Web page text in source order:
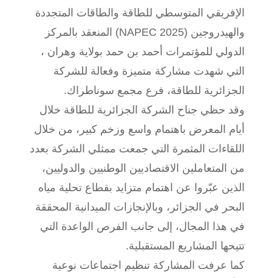
الإفريقي المتوسطي للطاقة والطاقات المتجددة
والهيدروجين (NAPEC 2025) المنعقد بالمركز
الدولي للمؤتمرات أحمد بن حمد بولاية وهران ،
التي شهدت مشاركة متميزة وفعالة للشركة
الجزائرية للطاقة، فرع مجمع سوناطراك.
وقد حظي جناح الشركة الجزائرية للطاقة خلال
أيام المعرض باهتمام واسع وزخم كبير، من خلال
اللقاءات المثمرة التي جمعت ممثلي الشركة بعدد
من المتعاملين الاقتصاديين الوطنيين والدوليين،
الذين عبّروا عن اهتمام متزايد بقطاع تحلية مياه
البحر في الجزائر، وبالإنجازات الميدانية المحققة
في هذا المجال، إلى جانب الفرص الواعدة التي
تتيحها المشاريع المستقبلية.
كما عرفت المشاركة تنظيم اجتماعات نوعية